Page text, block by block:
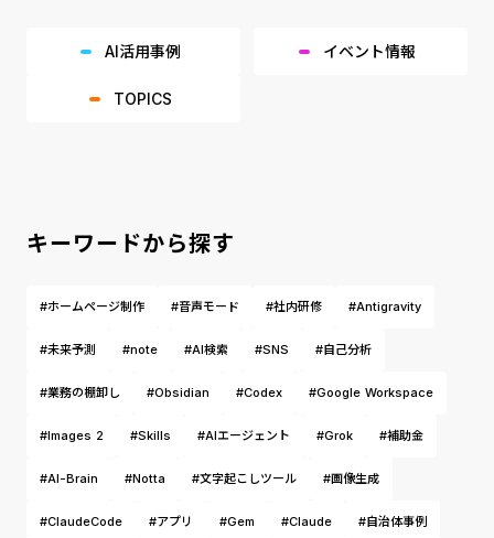
AI活用事例 イベント情報
TOPICS
キーワードから探す
#ホームページ制作 #音声モード #社内研修 #Antigravity
#未来予測 #note #AI検索 #SNS #自己分析
#業務の棚卸し #Obsidian #Codex #Google Workspace
#Images 2 #Skills #AIエージェント #Grok #補助金
#AI-Brain #Notta #文字起こしツール #画像生成
#ClaudeCode #アプリ #Gem #Claude #自治体事例